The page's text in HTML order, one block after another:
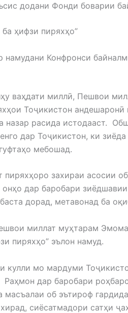
додани Фонди боварии
пиряхҳо”
намудани Конфронси
ваҳдати миллӣ, Пешвои
Тоҷикистон
расида истодааст.
дар Тоҷикистон, ки
мебошад.
захираи асосии
дар баробари
дорад, метавонад ба
миллат муҳтарам
пиряхҳо” эълон намуд.
мо мардуми
дар баробари
масъалаи об эътироф
сиёсатмадори сатҳи